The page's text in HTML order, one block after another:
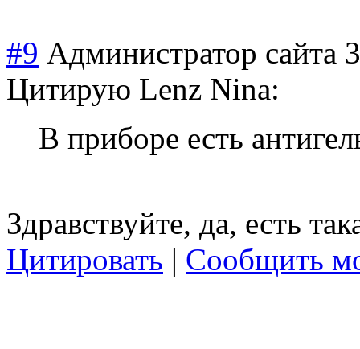
#9 Администратор сайта
Цитирую Lenz Nina:
В приборе есть
Здравствуйте, да, есть
Цитировать | Сообщить